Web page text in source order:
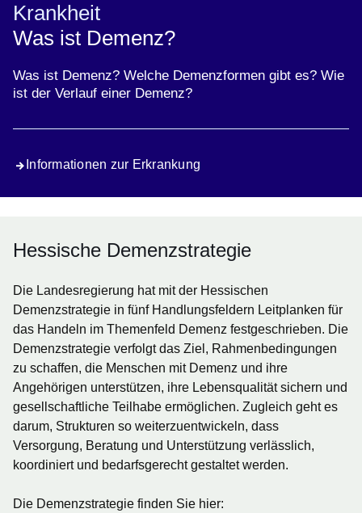
Krankheit
Was ist Demenz?
Was ist Demenz? Welche Demenzformen gibt es? Wie
ist der Verlauf einer Demenz?
Informationen zur Erkrankung
Hessische Demenzstrategie
Die Landesregierung hat mit der Hessischen
Demenzstrategie in fünf Handlungsfeldern Leitplanken für
das Handeln im Themenfeld Demenz festgeschrieben. Die
Demenzstrategie verfolgt das Ziel, Rahmenbedingungen
zu schaffen, die Menschen mit Demenz und ihre
Angehörigen unterstützen, ihre Lebensqualität sichern und
gesellschaftliche Teilhabe ermöglichen. Zugleich geht es
darum, Strukturen so weiterzuentwickeln, dass
Versorgung, Beratung und Unterstützung verlässlich,
koordiniert und bedarfsgerecht gestaltet werden.
Die Demenzstrategie finden Sie hier: